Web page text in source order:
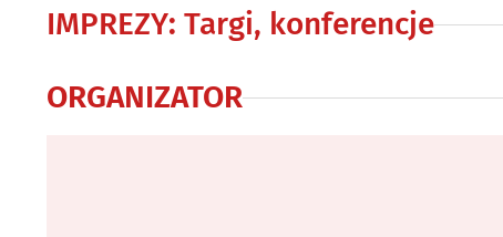
IMPREZY: Targi, konferencje
ORGANIZATOR